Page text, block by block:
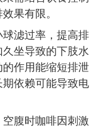
果有限。
滤过率，提高排
坐导致的下肢水
作用能缩短排泄
依赖可能导致电
空腹时咖啡因刺激